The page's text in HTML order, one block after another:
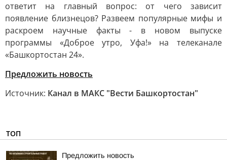
ответит на главный вопрос: от чего зависит
появление близнецов? Развеем популярные мифы и
раскроем научные факты - в новом выпуске
программы «Доброе утро, Уфа!» на телеканале
«Башкортостан 24».
Предложить новость
Источник: Канал в МАКС "Вести Башкортостан"
ТОП
Предложить новость